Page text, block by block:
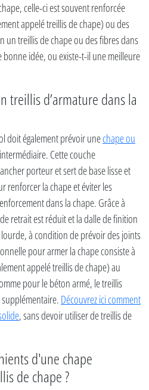
celle-ci est souvent renforcée
appelé treillis de chape) ou des
un treillis de chape ou des fibres dans
bonne idée, ou existe-t-il une meilleure
treillis d’armature dans la
doit également prévoir unechape ou
Cette couche
porteur et sert de base lisse et
renforcer la chape et éviter les
dans la chape. Grâce à
retrait est réduit et la dalle de finition
à condition de prévoir des joints
pour armer la chape consiste à
appelé treillis de chape) au
pour le béton armé, le treillis
Découvrez ici comment
, sans devoir utiliser de treillis de
d'une chape
de chape ?